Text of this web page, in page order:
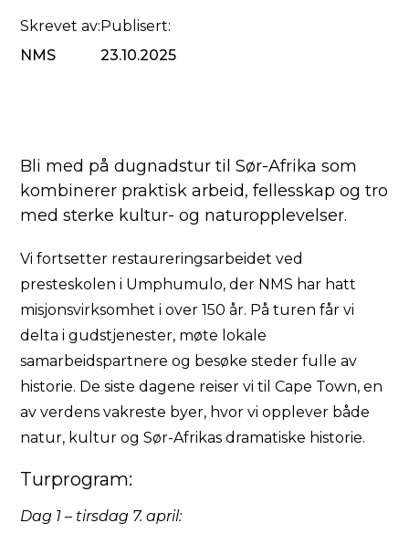
Skrevet av:
NMS
Publisert:
23.10.2025
Bli med på dugnadstur til Sør-Afrika som
kombinerer praktisk arbeid, fellesskap og tro
med sterke kultur- og naturopplevelser.
Vi fortsetter restaureringsarbeidet ved
presteskolen i Umphumulo, der NMS har hatt
misjonsvirksomhet i over 150 år. På turen får vi
delta i gudstjenester, møte lokale
samarbeidspartnere og besøke steder fulle av
historie. De siste dagene reiser vi til Cape Town, en
av verdens vakreste byer, hvor vi opplever både
natur, kultur og Sør-Afrikas dramatiske historie.
Turprogram:
Dag 1 – tirsdag 7. april: